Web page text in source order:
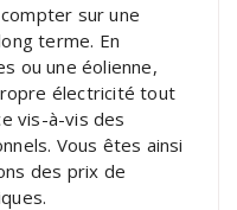
sur une
terme. En
ou une éolienne,
électricité tout
vis-à-vis des
Vous êtes ainsi
des prix de